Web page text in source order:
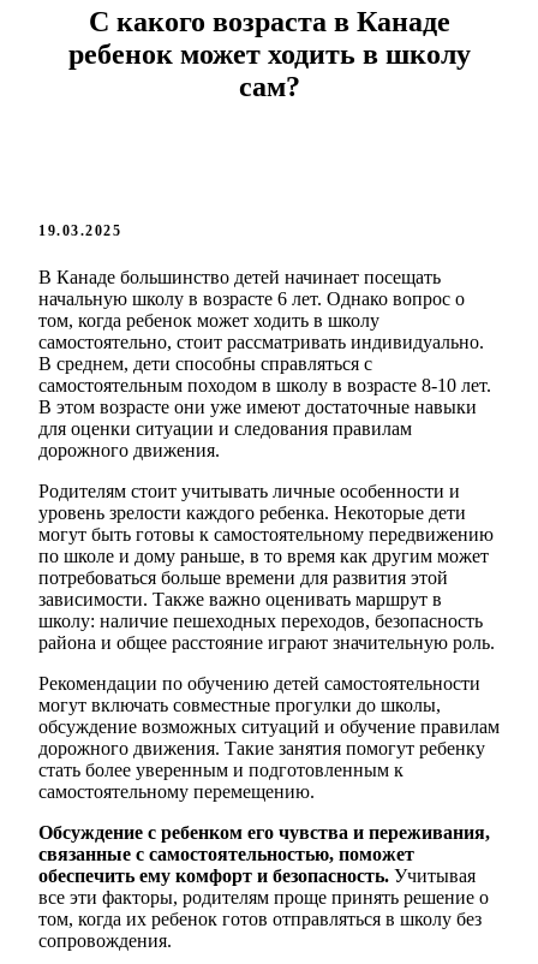
С какого возраста в Канаде
ребенок может ходить в школу
сам?
19.03.2025
В Канаде большинство детей начинает посещать
начальную школу в возрасте 6 лет. Однако вопрос о
том, когда ребенок может ходить в школу
самостоятельно, стоит рассматривать индивидуально.
В среднем, дети способны справляться с
самостоятельным походом в школу в возрасте 8-10 лет.
В этом возрасте они уже имеют достаточные навыки
для оценки ситуации и следования правилам
дорожного движения.
Родителям стоит учитывать личные особенности и
уровень зрелости каждого ребенка. Некоторые дети
могут быть готовы к самостоятельному передвижению
по школе и дому раньше, в то время как другим может
потребоваться больше времени для развития этой
зависимости. Также важно оценивать маршрут в
школу: наличие пешеходных переходов, безопасность
района и общее расстояние играют значительную роль.
Рекомендации по обучению детей самостоятельности
могут включать совместные прогулки до школы,
обсуждение возможных ситуаций и обучение правилам
дорожного движения. Такие занятия помогут ребенку
стать более уверенным и подготовленным к
самостоятельному перемещению.
Обсуждение с ребенком его чувства и переживания,
связанные с самостоятельностью, поможет
обеспечить ему комфорт и безопасность. Учитывая
все эти факторы, родителям проще принять решение о
том, когда их ребенок готов отправляться в школу без
сопровождения.